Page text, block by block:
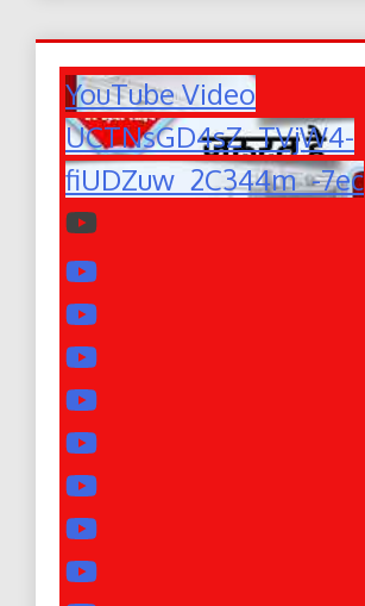
YouTube Video
UCTNsGD4sZ_TVjW4-
fiUDZuw_2C344m_-7ec